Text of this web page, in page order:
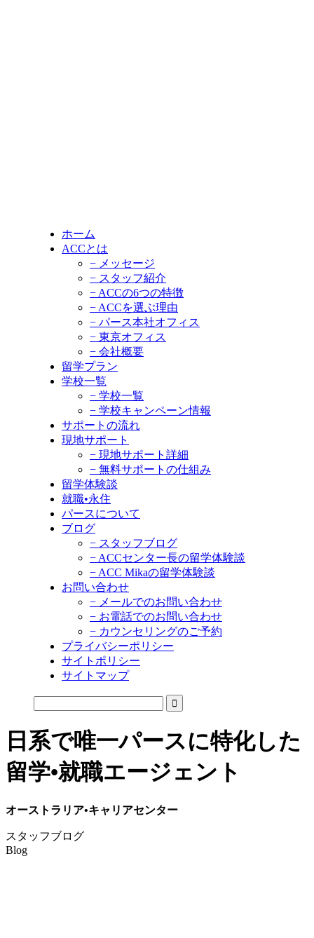
ホーム
ACCとは
− メッセージ
− スタッフ紹介
− ACCの6つの特徴
− ACCを選ぶ理由
− パース本社オフィス
− 東京オフィス
− 会社概要
留学プラン
学校一覧
− 学校一覧
− 学校キャンペーン情報
サポートの流れ
現地サポート
− 現地サポート詳細
− 無料サポートの仕組み
留学体験談
就職•永住
パースについて
ブログ
− スタッフブログ
− ACCセンター長の留学体験談
− ACC Mikaの留学体験談
お問い合わせ
− メールでのお問い合わせ
− お電話でのお問い合わせ
− カウンセリングのご予約
プライバシーポリシー
サイトポリシー
サイトマップ
日系で唯一パースに特化した
留学•就職エージェント
オーストラリア•キャリアセンター
スタッフブログ
Blog